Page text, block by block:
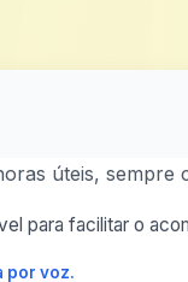
úteis, sempre
para facilitar o
por voz.